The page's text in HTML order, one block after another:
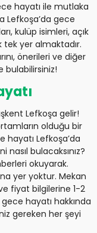
hayatı ile mutlaka
Lefkoşa’da gece
kulüp isimleri, açık
yer almaktadır.
önerileri ve diğer
bulabilirsiniz!
Lefkoşa gelir!
olduğu bir
hayatı Lefkoşa’da
bulacaksınız?
okuyarak.
yer yoktur. Mekan
fiyat bilgilerine 1-2
hayatı hakkında
gereken her şeyi